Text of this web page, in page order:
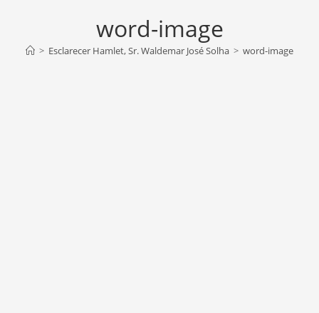
word-image
> Esclarecer Hamlet, Sr. Waldemar José Solha > word-image